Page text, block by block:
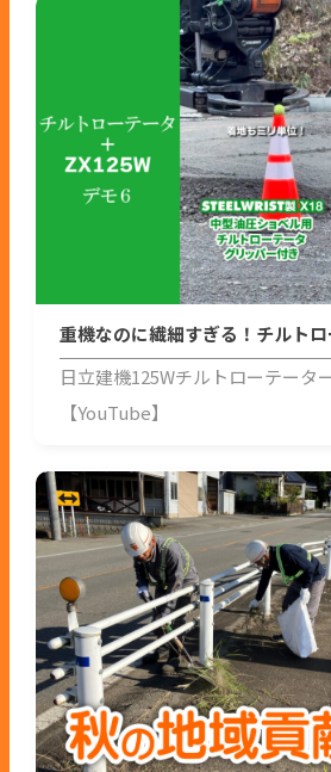
重機なのに繊細すぎる！チルト
日立建機125Wチルトローテータ
【YouTube】